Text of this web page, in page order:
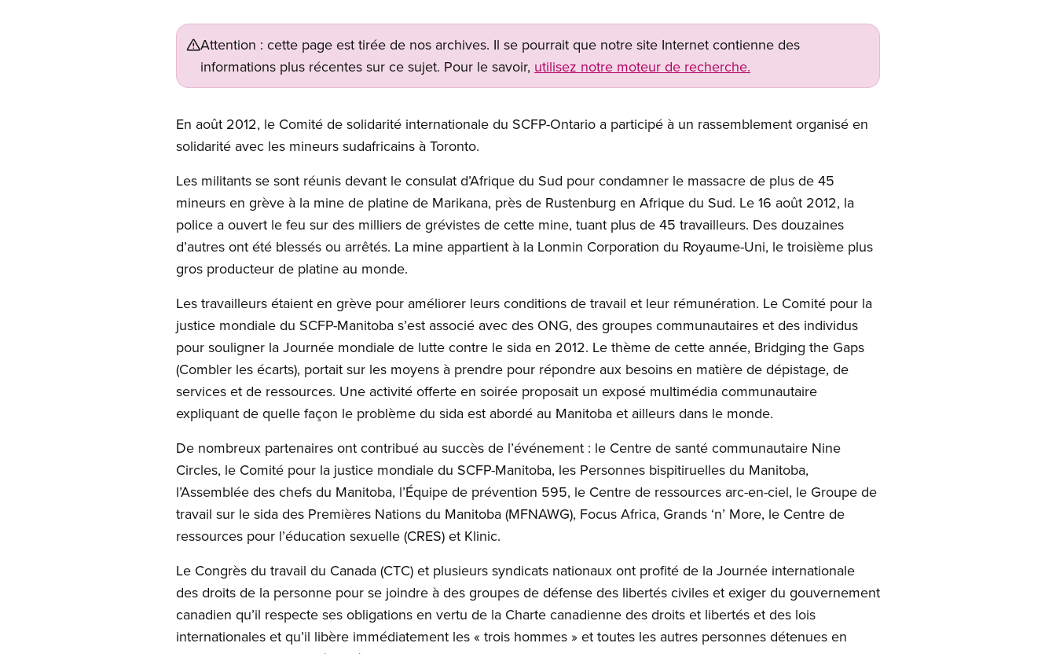
Attention : cette page est tirée de nos archives. Il se pourrait que notre site Internet contienne des
informations plus récentes sur ce sujet. Pour le savoir, utilisez notre moteur de recherche.
En août 2012, le Comité de solidarité internationale du SCFP-Ontario a participé à un rassemblement organisé en
solidarité avec les mineurs sudafricains à Toronto.
Les militants se sont réunis devant le consulat d’Afrique du Sud pour condamner le massacre de plus de 45
mineurs en grève à la mine de platine de Marikana, près de Rustenburg en Afrique du Sud. Le 16 août 2012, la
police a ouvert le feu sur des milliers de grévistes de cette mine, tuant plus de 45 travailleurs. Des douzaines
d’autres ont été blessés ou arrêtés. La mine appartient à la Lonmin Corporation du Royaume-Uni, le troisième plus
gros producteur de platine au monde.
Les travailleurs étaient en grève pour améliorer leurs conditions de travail et leur rémunération. Le Comité pour la
justice mondiale du SCFP-Manitoba s’est associé avec des ONG, des groupes communautaires et des individus
pour souligner la Journée mondiale de lutte contre le sida en 2012. Le thème de cette année, Bridging the Gaps
(Combler les écarts), portait sur les moyens à prendre pour répondre aux besoins en matière de dépistage, de
services et de ressources. Une activité offerte en soirée proposait un exposé multimédia communautaire
expliquant de quelle façon le problème du sida est abordé au Manitoba et ailleurs dans le monde.
De nombreux partenaires ont contribué au succès de l’événement : le Centre de santé communautaire Nine
Circles, le Comité pour la justice mondiale du SCFP-Manitoba, les Personnes bispitiruelles du Manitoba,
l’Assemblée des chefs du Manitoba, l’Équipe de prévention 595, le Centre de ressources arc-en-ciel, le Groupe de
travail sur le sida des Premières Nations du Manitoba (MFNAWG), Focus Africa, Grands ‘n’ More, le Centre de
ressources pour l’éducation sexuelle (CRES) et Klinic.
Le Congrès du travail du Canada (CTC) et plusieurs syndicats nationaux ont profité de la Journée internationale
des droits de la personne pour se joindre à des groupes de défense des libertés civiles et exiger du gouvernement
canadien qu’il respecte ses obligations en vertu de la Charte canadienne des droits et libertés et des lois
internationales et qu’il libère immédiatement les « trois hommes » et toutes les autres personnes détenues en